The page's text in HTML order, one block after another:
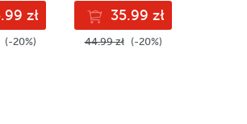
zł
(-20%)
35.99 zł
44.99 zł (-20%)